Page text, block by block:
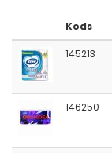
Kods
145213
146250